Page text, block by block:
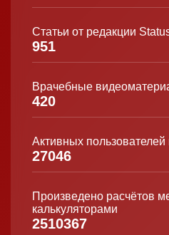
Статьи от редакции
951
Врачебные
420
Активных
27046
Произведено расчётов
калькуляторами
2510367